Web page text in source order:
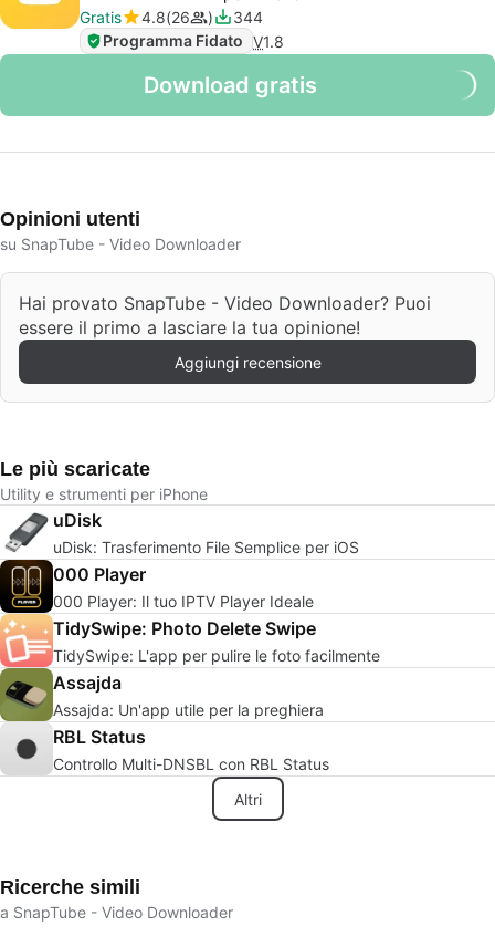
Gratis
4.8 26
344
Programma Fidato V1.8
Download gratis
Opinioni utenti
su SnapTube - Video Downloader
Hai provato SnapTube - Video Downloader? Puoi
essere il primo a lasciare la tua opinione!
Aggiungi recensione
Le più scaricate
Utility e strumenti per iPhone
uDisk
uDisk: Trasferimento File Semplice per iOS
000 Player
000 Player: Il tuo IPTV Player Ideale
TidySwipe: Photo Delete Swipe
TidySwipe: L'app per pulire le foto facilmente
Assajda
Assajda: Un'app utile per la preghiera
RBL Status
Controllo Multi-DNSBL con RBL Status
Altri
Ricerche simili
a SnapTube - Video Downloader